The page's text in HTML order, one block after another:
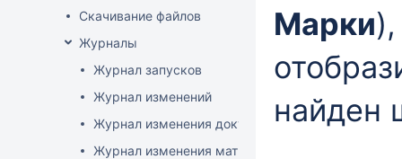
Скачивание файлов
Журналы
Журнал запусков
Журнал изменений
Журнал изменения документов
Журнал изменения матриц
Марки
найден